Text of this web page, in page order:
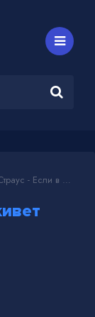
- Если в сердце живет любовь (Шоу Маска)